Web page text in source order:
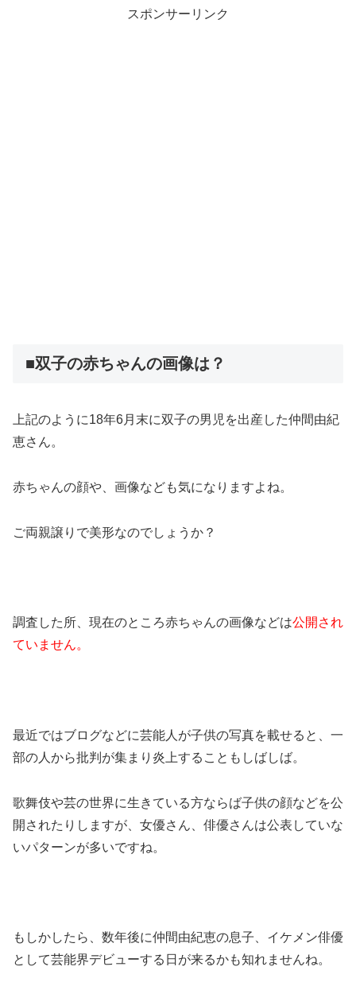
スポンサーリンク
■双子の赤ちゃんの画像は？
上記のように18年6月末に双子の男児を出産した仲間由紀
恵さん。
赤ちゃんの顔や、画像なども気になりますよね。
ご両親譲りで美形なのでしょうか？
調査した所、現在のところ赤ちゃんの画像などは公開され
ていません。
最近ではブログなどに芸能人が子供の写真を載せると、一
部の人から批判が集まり炎上することもしばしば。
歌舞伎や芸の世界に生きている方ならば子供の顔などを公
開されたりしますが、女優さん、俳優さんは公表していな
いパターンが多いですね。
もしかしたら、数年後に仲間由紀恵の息子、イケメン俳優
として芸能界デビューする日が来るかも知れませんね。